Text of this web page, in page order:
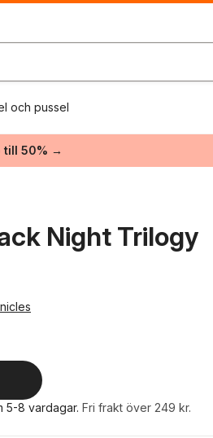
och pussel
till 50% →
Night Trilogy
5-8 vardagar. Fri frakt över 249 kr.